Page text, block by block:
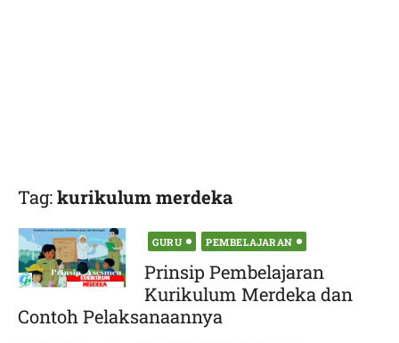
Tag:kurikulum merdeka
Posted
on
GURU PEMBELAJARAN
Prinsip Pembelajaran
Kurikulum Merdeka dan
Contoh Pelaksanaannya